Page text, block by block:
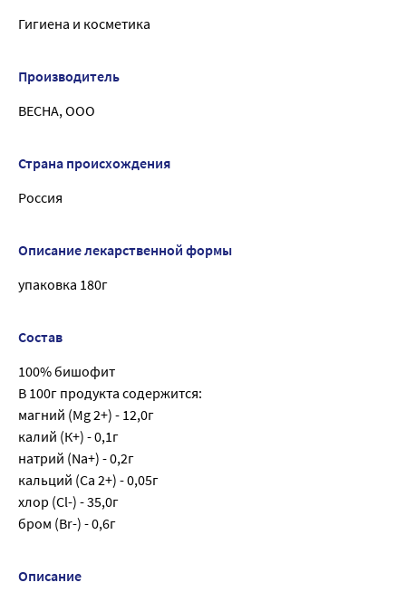
Гигиена и косметика
Производитель
ВЕСНА, ООО
Страна происхождения
Россия
Описание лекарственной формы
упаковка 180г
Состав
100% бишофит
В 100г продукта содержится:
магний (Mg 2+) - 12,0г
калий (К+) - 0,1г
натрий (Na+) - 0,2г
кальций (Са 2+) - 0,05г
хлор (Cl-) - 35,0г
бром (Br-) - 0,6г
Описание